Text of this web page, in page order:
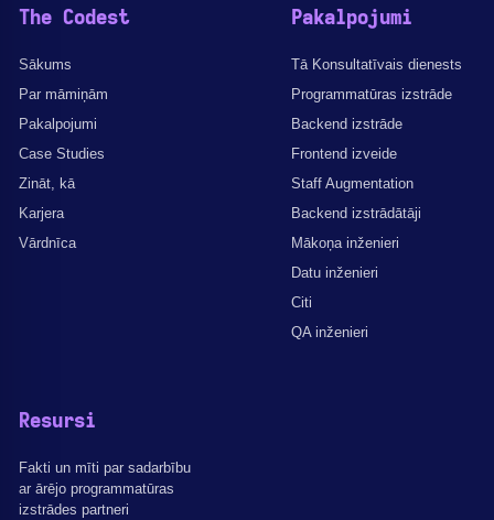
The Codest
Sākums
Par māmiņām
Pakalpojumi
Case Studies
Zināt, kā
Karjera
Vārdnīca
Pakalpojumi
Tā Konsultatīvais dienests
Programmatūras izstrāde
Backend izstrāde
Frontend izveide
Staff Augmentation
Backend izstrādātāji
Mākoņa inženieri
Datu inženieri
Citi
QA inženieri
Resursi
Fakti un mīti par sadarbību
ar ārējo programmatūras
izstrādes partneri